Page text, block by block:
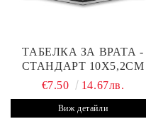
ТАБЕЛКА ЗА ВРАТА -
СТАНДАРТ 10Х5,2СМ
€7.50
14.67лв.
Виж детайли